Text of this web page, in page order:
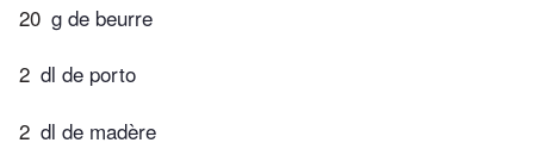
20 g de beurre
2 dl de porto
2 dl de madère